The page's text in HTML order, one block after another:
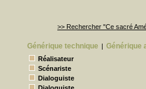
>> Rechercher "Ce sacré
Générique technique | Générique
Réalisateur
Scénariste
Dialoguiste